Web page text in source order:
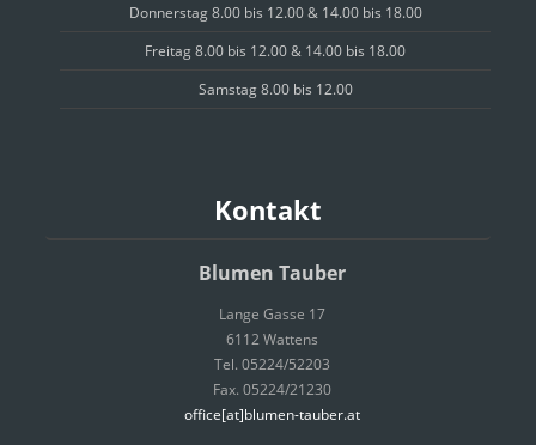
Donnerstag 8.00 bis 12.00 & 14.00 bis 18.00
Freitag 8.00 bis 12.00 & 14.00 bis 18.00
Samstag 8.00 bis 12.00
Kontakt
Blumen Tauber
Lange Gasse 17
6112 Wattens
Tel. 05224/52203
Fax. 05224/21230
office[at]blumen-tauber.at